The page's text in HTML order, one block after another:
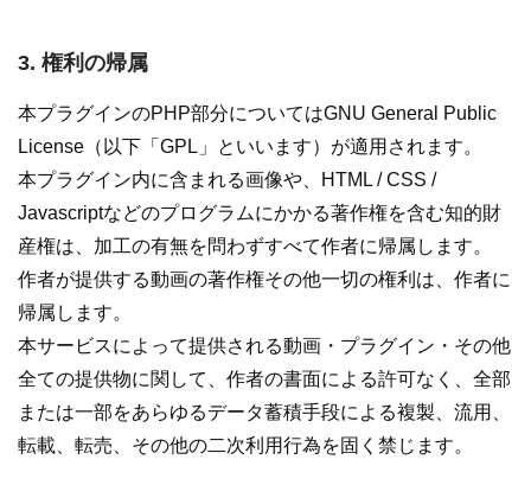
3. 権利の帰属
本プラグインのPHP部分についてはGNU General Public
License（以下「GPL」といいます）が適用されます。
本プラグイン内に含まれる画像や、HTML / CSS /
Javascriptなどのプログラムにかかる著作権を含む知的財
産権は、加工の有無を問わずすべて作者に帰属します。
作者が提供する動画の著作権その他一切の権利は、作者に
帰属します。
本サービスによって提供される動画・プラグイン・その他
全ての提供物に関して、作者の書面による許可なく、全部
または一部をあらゆるデータ蓄積手段による複製、流用、
転載、転売、その他の二次利用行為を固く禁じます。